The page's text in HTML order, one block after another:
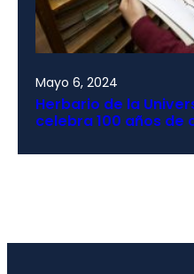
Mayo 6, 2024
Herbario de la
celebra 100 años